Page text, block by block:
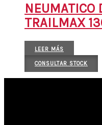
NEUMATICO
TRAILMAX
LEER MÁS
CONSULTAR STOCK